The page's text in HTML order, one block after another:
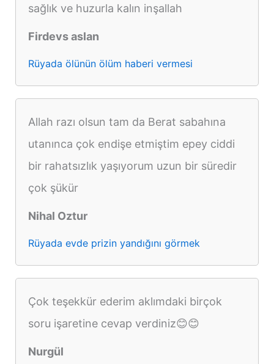
sağlık ve huzurla kalın inşallah
Firdevs aslan
Rüyada ölünün ölüm haberi vermesi
Allah razı olsun tam da Berat sabahına
utanınca çok endişe etmiştim epey ciddi
bir rahatsızlık yaşıyorum uzun bir süredir
çok şükür
Nihal Oztur
Rüyada evde prizin yandığını görmek
Çok teşekkür ederim aklımdaki birçok
soru işaretine cevap verdiniz😊😊
Nurgül